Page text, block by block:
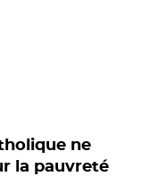
ne
la pauvreté